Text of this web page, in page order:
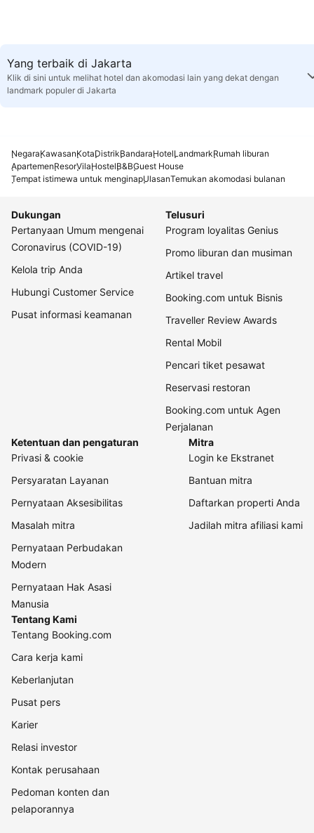
Yang terbaik di Jakarta
Klik di sini untuk melihat hotel dan akomodasi lain yang dekat dengan
landmark populer di Jakarta
NegaraKawasanKotaDistrikBandaraHotelLandmarkRumah liburan
ApartemenResorVilaHostelB&BGuest House
Tempat istimewa untuk menginapUlasanTemukan akomodasi bulanan
Dukungan
Pertanyaan Umum mengenai
Coronavirus (COVID-19)
Kelola trip Anda
Hubungi Customer Service
Pusat informasi keamanan
Telusuri
Program loyalitas Genius
Promo liburan dan musiman
Artikel travel
Booking.com untuk Bisnis
Traveller Review Awards
Rental Mobil
Pencari tiket pesawat
Reservasi restoran
Booking.com untuk Agen
Perjalanan
Ketentuan dan pengaturan
Privasi & cookie
Persyaratan Layanan
Pernyataan Aksesibilitas
Masalah mitra
Pernyataan Perbudakan
Modern
Pernyataan Hak Asasi
Manusia
Mitra
Login ke Ekstranet
Bantuan mitra
Daftarkan properti Anda
Jadilah mitra afiliasi kami
Tentang Kami
Tentang Booking.com
Cara kerja kami
Keberlanjutan
Pusat pers
Karier
Relasi investor
Kontak perusahaan
Pedoman konten dan
pelaporannya